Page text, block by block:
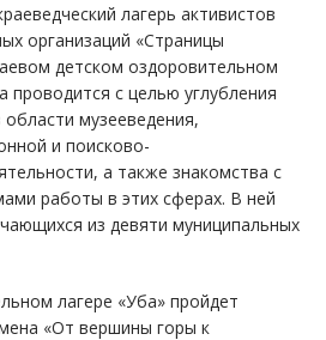
лагерь активистов
организаций «Страницы
детском оздоровительном
проводится с целью углубления
музееведения,
и поисково-
а также знакомства с
работы в этих сферах. В ней
из девяти муниципальных
лагере «Уба» пройдет
«От вершины горы к